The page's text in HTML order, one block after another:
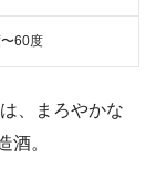
60度
、まろやかな
酒。